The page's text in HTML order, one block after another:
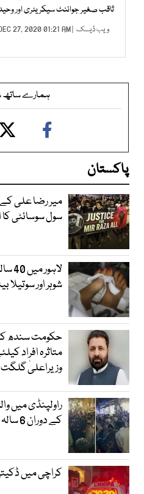
ثاقب صغیر جوائنٹ سیکریٹری اور
ویب ڈیسک | DEC 27, 2020 01:21 AM |
ہمارے ساتھ
پاکستان
میر رضا علی
سول سوسائٹی
شوہر اور سوتیلا
حکومت سندھ
متاثرہ افراد
وزیراعلیٰ
راولپنڈی میں
کے دوران 6 سالہ بچی پراسرار طور پر لاپتا
کراچی میں